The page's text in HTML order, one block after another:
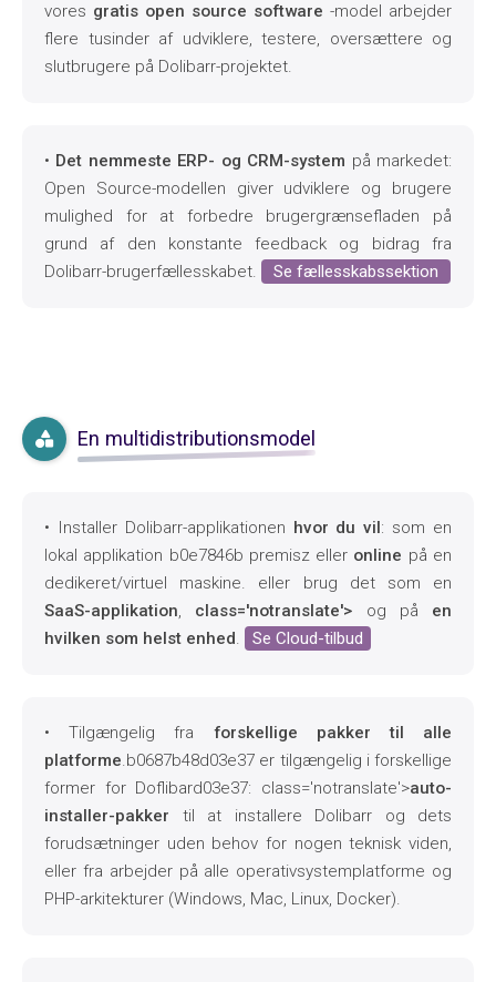
vores gratis open source software -model arbejder
flere tusinder af udviklere, testere, oversættere og
slutbrugere på Dolibarr-projektet.
• Det nemmeste ERP- og CRM-system på markedet:
Open Source-modellen giver udviklere og brugere
mulighed for at forbedre brugergrænsefladen på
grund af den konstante feedback og bidrag fra
Dolibarr-brugerfællesskabet.
Se fællesskabssektion
En multidistributionsmodel
• Installer Dolibarr-applikationen hvor du vil : som en
lokal applikation b0e7846b premiszeller online på en
dedikeret/virtuel maskine. eller brug det som en
SaaS-applikation, class='notranslate'> og på en
hvilken som helst enhed. Se Cloud-tilbud
• Tilgængelig fra forskellige pakker til alle
platforme.b0687b48d03e37 er tilgængelig i forskellige
former for Doflibard03e37: class='notranslate'>auto-
installer-pakker til at installere Dolibarr og dets
forudsætninger uden behov for nogen teknisk viden,
eller fra arbejder på alle operativsystemplatforme og
PHP-arkitekturer (Windows, Mac, Linux, Docker).